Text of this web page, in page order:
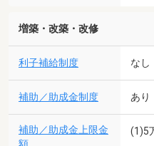
増築・改築・改修
利子補給制度 なし
補助／助成金制度 あり
補助／助成金上限金
(1)5